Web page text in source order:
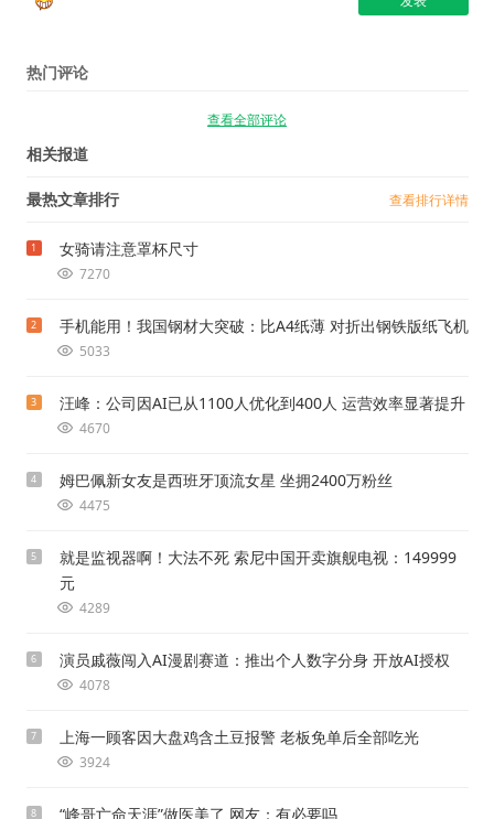
热门评论
查看全部评论
相关报道
最热文章排行 查看排行详情
1 女骑请注意罩杯尺寸
7270
2 手机能用！我国钢材大突破：比A4纸薄 对折出钢铁版纸飞机
5033
3 汪峰：公司因AI已从1100人优化到400人 运营效率显著提升
4670
4 姆巴佩新女友是西班牙顶流女星 坐拥2400万粉丝
4475
5
就是监视器啊！大法不死 索尼中国开卖旗舰电视：149999
元
4289
6 演员戚薇闯入AI漫剧赛道：推出个人数字分身 开放AI授权
4078
7 上海一顾客因大盘鸡含土豆报警 老板免单后全部吃光
3924
8 “峰哥亡命天涯”做医美了 网友：有必要吗